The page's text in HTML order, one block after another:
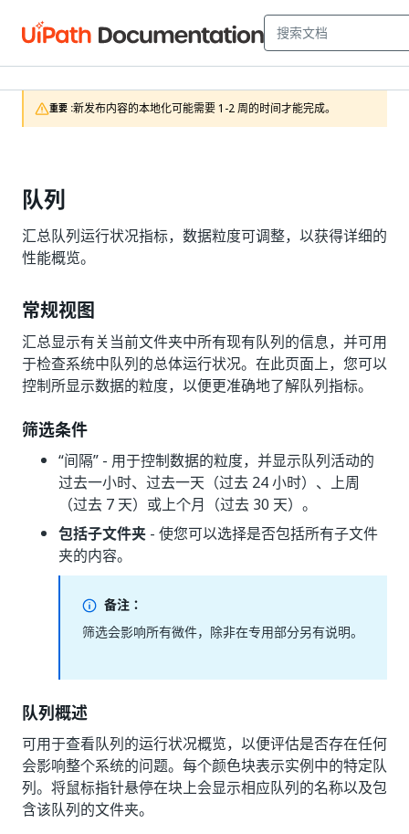
重要 :新发布内容的本地化可能需要 1-2 周的时间才能完成。
队列
汇总队列运行状况指标，数据粒度可调整，以获得详细的
性能概览。
常规视图
汇总显示有关当前文件夹中所有现有队列的信息，并可用
于检查系统中队列的总体运行状况。在此页面上，您可以
控制所显示数据的粒度，以便更准确地了解队列指标。
筛选条件
“间隔” - 用于控制数据的粒度，并显示队列活动的
过去一小时、过去一天（过去 24 小时）、上周
（过去 7 天）或上个月（过去 30 天）。
包括子文件夹 - 使您可以选择是否包括所有子文件
夹的内容。
备注：
筛选会影响所有微件，除非在专用部分另有说明。
队列概述
可用于查看队列的运行状况概览，以便评估是否存在任何
会影响整个系统的问题。每个颜色块表示实例中的特定队
列。将鼠标指针悬停在块上会显示相应队列的名称以及包
含该队列的文件夹。